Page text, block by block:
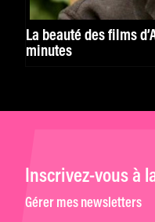
La beauté des films
minutes
Inscrivez-vous à
Gérer mes newsletters